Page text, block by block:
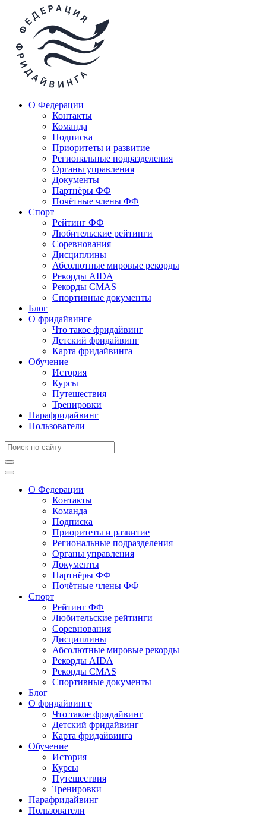
О Федерации
Контакты
Команда
Подписка
Приоритеты и развитие
Региональные подразделения
Органы управления
Документы
Партнёры ФФ
Почётные члены ФФ
Спорт
Рейтинг ФФ
Любительские рейтинги
Соревнования
Дисциплины
Абсолютные мировые рекорды
Рекорды AIDA
Рекорды CMAS
Спортивные документы
Блог
О фридайвинге
Что такое фридайвинг
Детский фридайвинг
Карта фридайвинга
Обучение
История
Курсы
Путешествия
Тренировки
Парафридайвинг
Пользователи
О Федерации
Контакты
Команда
Подписка
Приоритеты и развитие
Региональные подразделения
Органы управления
Документы
Партнёры ФФ
Почётные члены ФФ
Спорт
Рейтинг ФФ
Любительские рейтинги
Соревнования
Дисциплины
Абсолютные мировые рекорды
Рекорды AIDA
Рекорды CMAS
Спортивные документы
Блог
О фридайвинге
Что такое фридайвинг
Детский фридайвинг
Карта фридайвинга
Обучение
История
Курсы
Путешествия
Тренировки
Парафридайвинг
Пользователи